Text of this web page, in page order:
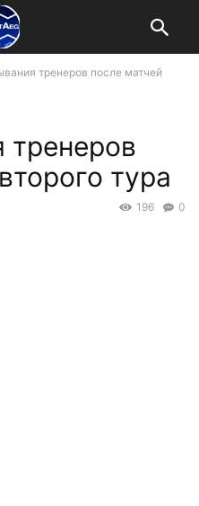
тренеров после матчей
тренеров
тура
0
196